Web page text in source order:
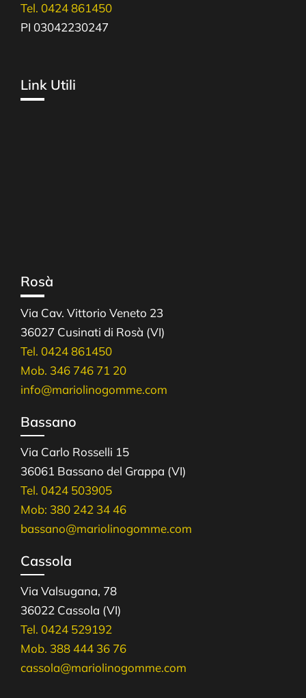
Tel. 0424 861450
PI 03042230247
Link Utili
Rosà
Via Cav. Vittorio Veneto 23
36027 Cusinati di Rosà (VI)
Tel. 0424 861450
Mob. 346 746 71 20
info@mariolinogomme.com
Bassano
Via Carlo Rosselli 15
36061 Bassano del Grappa (VI)
Tel. 0424 503905
Mob: 380 242 34 46
bassano@mariolinogomme.com
Cassola
Via Valsugana, 78
36022 Cassola (VI)
Tel. 0424 529192
Mob. 388 444 36 76
cassola@mariolinogomme.com